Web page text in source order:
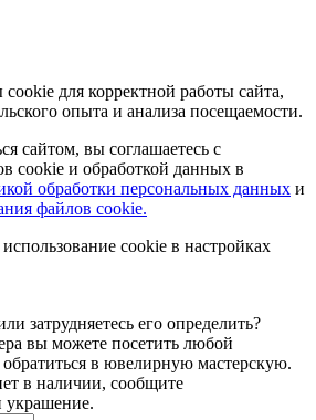
для корректной работы сайта,
опыта и анализа посещаемости.
сайтом, вы соглашаетесь с
cookie и обработкой данных в
обработки персональных данных и
файлов cookie.
cookie в настройках
затрудняетесь его определить?
вы можете посетить любой
в ювелирную мастерскую.
в наличии, сообщите
украшение.